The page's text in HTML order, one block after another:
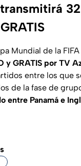
Mundial de la
y GRATIS por TV
entre los que
de la fase de
entre Panamá e